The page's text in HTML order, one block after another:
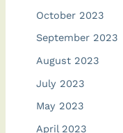
October 2023
September 2023
August 2023
July 2023
May 2023
April 2023